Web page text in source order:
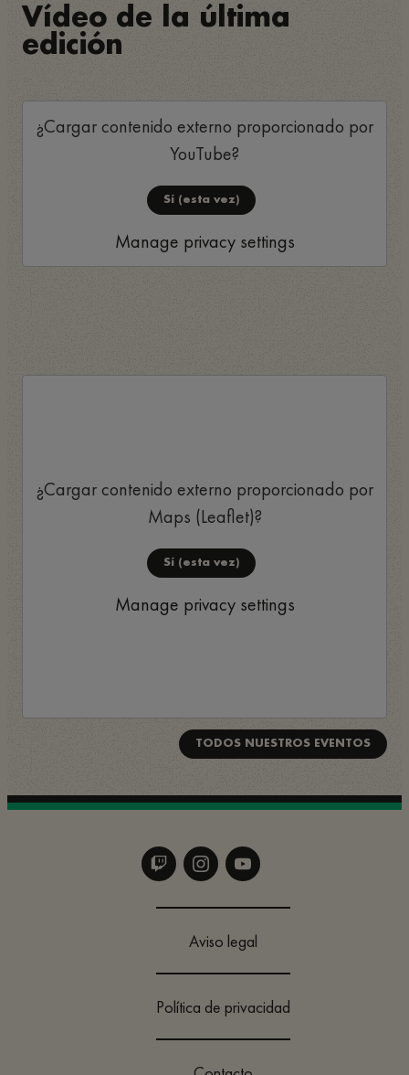
Vídeo de la última
edición
¿Cargar contenido externo proporcionado por
YouTube?
Sí (esta vez)
Manage privacy settings
¿Cargar contenido externo proporcionado por
Maps (Leaflet)?
Sí (esta vez)
Manage privacy settings
TODOS NUESTROS EVENTOS
Aviso legal
Política de privacidad